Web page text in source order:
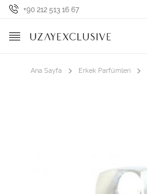
+90 212 513 16 67
Ana Sayfa Erkek Parfümleri